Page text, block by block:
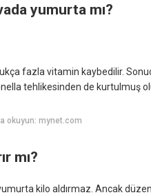
yumurta mı?
fazla vitamin kaybedilir.
tehlikesinden de kurtulmuş
okuyun: mynet.com
mı?
kilo aldırmaz. Ancak